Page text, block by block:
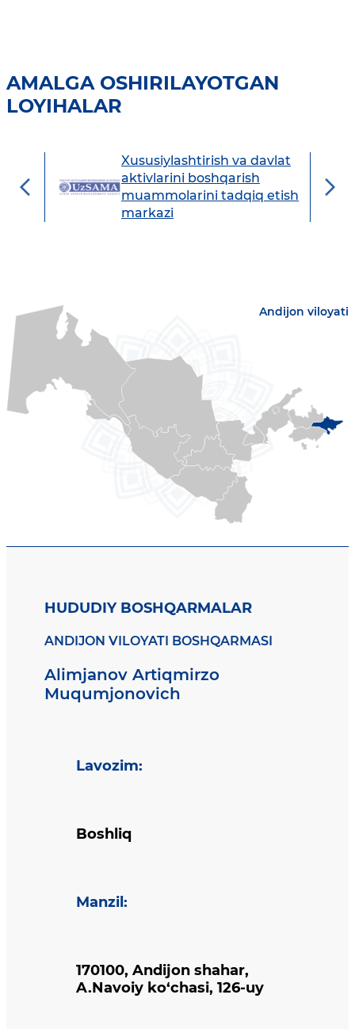
AMALGA OSHIRILAYOTGAN
LOYIHALAR
Xususiylashtirish va davlat
aktivlarini boshqarish
muammolarini tadqiq etish
markazi
Andijon viloyati
HUDUDIY BOSHQARMALAR
ANDIJON VILOYATI BOSHQARMASI
Alimjanov Artiqmirzo
Muqumjonovich
Lavozim:
Boshliq
Manzil :
170100, Andijon shahar,
A.Navoiy ko‘chasi, 126-uy